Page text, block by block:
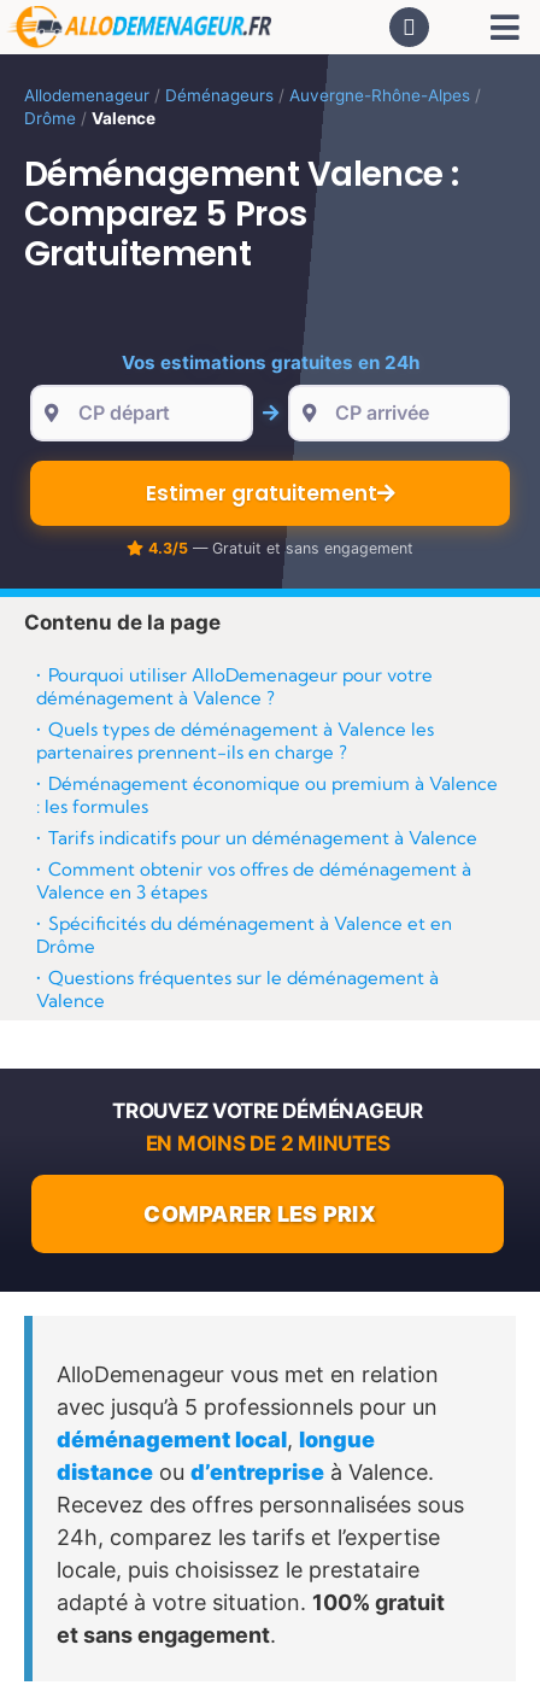
Passer
au
Allodemenageur / Déménageurs / Auvergne-Rhône-Alpes /
Drôme / Valence
Déménagement Valence :
Comparez 5 Pros
Gratuitement
Vos estimations gratuites en 24h
Estimer gratuitement
4.3/5 — Gratuit et sans engagement
AlloDemenageur vous met en relation
avec jusqu’à 5 professionnels pour un
déménagement local, longue
distance ou d’entreprise à Valence.
Recevez des offres personnalisées sous
24h, comparez les tarifs et l’expertise
locale, puis choisissez le prestataire
adapté à votre situation. 100% gratuit
et sans engagement.
Contenu de la page
Pourquoi utiliser AlloDemenageur pour votre
déménagement à Valence ?
Quels types de déménagement à Valence les
partenaires prennent-ils en charge ?
Déménagement économique ou premium à Valence
: les formules
Tarifs indicatifs pour un déménagement à Valence
Comment obtenir vos offres de déménagement à
Valence en 3 étapes
Spécificités du déménagement à Valence et en
Drôme
Questions fréquentes sur le déménagement à
Valence
TROUVEZ VOTRE DÉMÉNAGEUR
EN MOINS DE 2 MINUTES
COMPARER LES PRIX